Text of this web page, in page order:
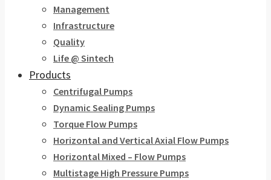
Management
Infrastructure
Quality
Life @ Sintech
Products
Centrifugal Pumps
Dynamic Sealing Pumps
Torque Flow Pumps
Horizontal and Vertical Axial Flow Pumps
Horizontal Mixed – Flow Pumps
Multistage High Pressure Pumps